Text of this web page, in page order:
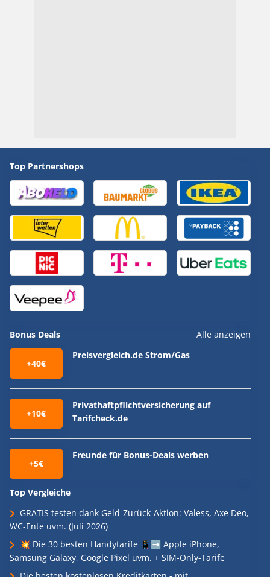
Top Partnershops
Bonus Deals Alle anzeigen
+40€
Preisvergleich.de Strom/Gas
+10€
Privathaftpflichtversicherung auf
Tarifcheck.de
+5€
Freunde für Bonus-Deals werben
Top Vergleiche
GRATIS testen dank Geld-Zurück-Aktion: Valess, Axe Deo,
WC-Ente uvm. (Juli 2026)
💥 Die 30 besten Handytarife 📱➡️ Apple iPhone,
Samsung Galaxy, Google Pixel uvm. + SIM-Only-Tarife